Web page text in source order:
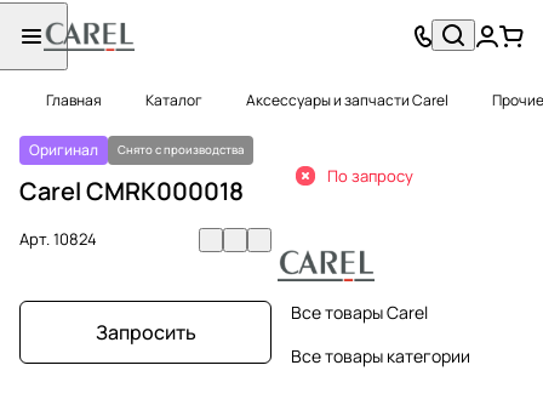
Главная Каталог Аксессуары и запчасти Carel
Оригинал Снято с производства
Carel CMRK000018
Арт.10824
Запросить
По запросу
Все товары Carel
Все товары категории